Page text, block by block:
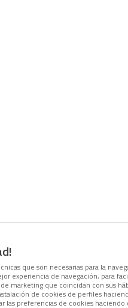
que son necesarias para la
experiencia de navegación, para
marketing que coincidan con sus
de cookies de perfiles
las preferencias de cookies haciendo